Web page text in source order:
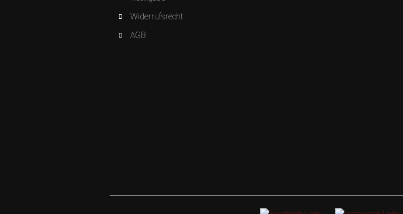
Widerrufsrecht
AGB